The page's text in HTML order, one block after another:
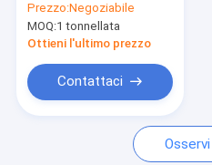
Contattaci
Notizie
freddo 200 serie
della bobina di
acciaio inossidabile
Prezzo:Negoziabile
MOQ:1 tonnellata
Ottieni l'ultimo prezzo
Contattaci